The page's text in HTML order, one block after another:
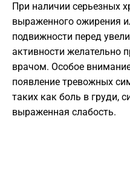
При наличии серьезных
выраженного ожирения
подвижности перед
активности желательно
врачом. Особое
появление тревожных
таких как боль в груди,
выраженная слабость.